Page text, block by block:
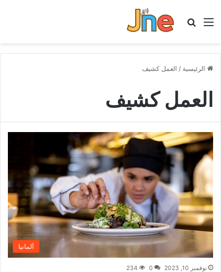
القائمة بحث عن
الرئيسية / العمل كشيف
العمل كشيف
ألمانيا
نوفمبر 10, 2023 0
234